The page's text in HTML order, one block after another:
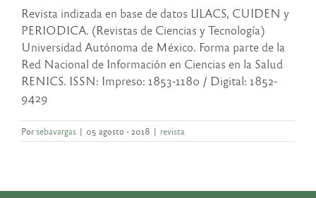
Revista indizada en base de datos LILACS, CUIDEN y
PERIODICA. (Revistas de Ciencias y Tecnología)
Universidad Autónoma de México. Forma parte de la
Red Nacional de Información en Ciencias en la Salud
RENICS. ISSN: Impreso: 1853-1180 / Digital: 1852-
9429
Porsebavargas | 05 agosto - 2018 | revista